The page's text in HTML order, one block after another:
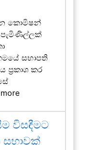
කොමිෂන්
සභාපති
ප්‍රකාශ කර
විසඳීමට
සභාවක්